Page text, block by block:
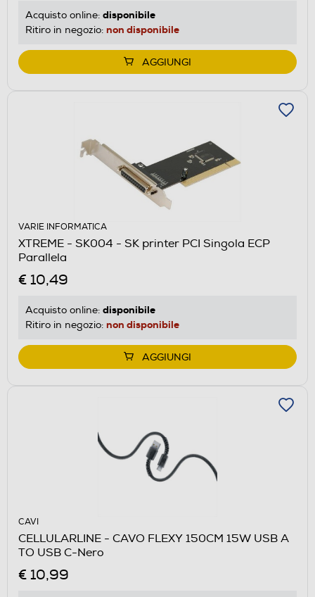
Acquisto online: disponibile
Ritiro in negozio: non disponibile
AGGIUNGI
VARIE INFORMATICA
XTREME - SK004 - SK printer PCI Singola ECP
Parallela
€ 10,49
Acquisto online: disponibile
Ritiro in negozio: non disponibile
AGGIUNGI
CAVI
CELLULARLINE - CAVO FLEXY 150CM 15W USB A
TO USB C-Nero
€ 10,99